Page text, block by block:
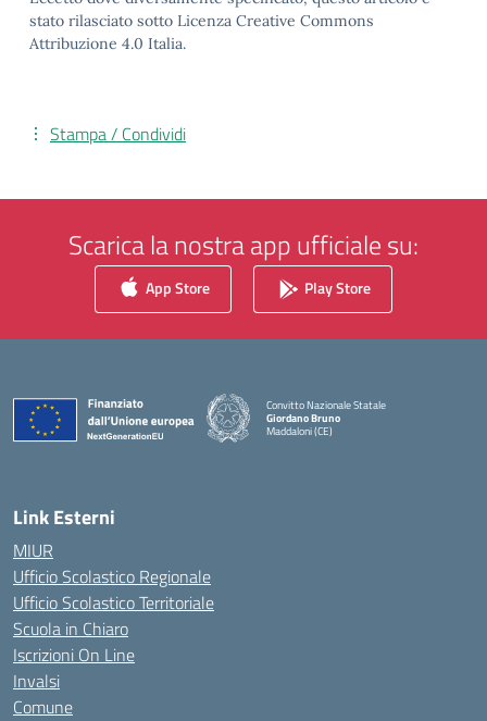
stato rilasciato sotto Licenza Creative Commons
Attribuzione 4.0 Italia.
Stampa / Condividi
Scarica la nostra app ufficiale su:
App Store Play Store
Convitto Nazionale Statale
Giordano Bruno
Maddaloni (CE)
Link Esterni
MIUR
Ufficio Scolastico Regionale
Ufficio Scolastico Territoriale
Scuola in Chiaro
Iscrizioni On Line
Invalsi
Comune